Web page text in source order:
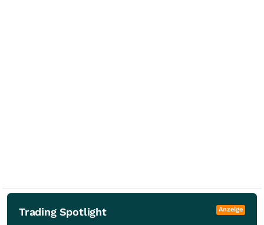
Trading Spotlight Anzeige